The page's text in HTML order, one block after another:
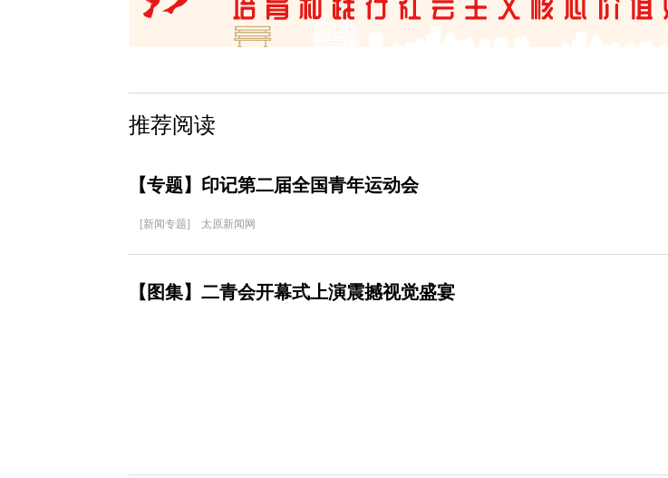
推荐阅读
【专题】印记第二届全国青年运动会
[新闻专题] 太原新闻网
【图集】二青会开幕式上演震撼视觉盛宴